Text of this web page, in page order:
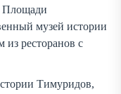
Площади
музей истории
из ресторанов с
Тимуридов,